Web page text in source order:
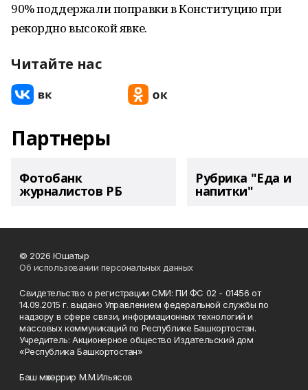
90% поддержали поправки в Конституцию при
рекордно высокой явке.
Читайте нас
Партнеры
Фотобанк
журналистов РБ
Рубрика "Еда и
напитки"
© 2026 Юшатыр
Об использовании персональных данных
Свидетельство о регистрации СМИ: ПИ ФС 02 - 01456 от
14.09.2015 г. выдано Управлением федеральной службы по
надзору в сфере связи, информационных технологий и
массовых коммуникаций по Республике Башкортостан.
Учредитель: Акционерное общество Издательский дом
«Республика Башкортостан»
Баш мөхәррир М.М.Ильясов